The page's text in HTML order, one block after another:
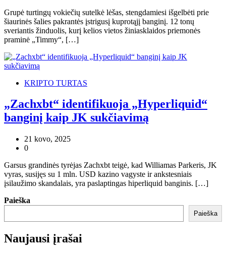
Grupė turtingų vokiečių sutelkė lėšas, stengdamiesi išgelbėti prie
šiaurinės šalies pakrantės įstrigusį kuprotąjį banginį. 12 tonų
sveriantis žinduolis, kurį kelios vietos žiniasklaidos priemonės
praminė „Timmy“, […]
KRIPTO TURTAS
„Zachxbt“ identifikuoja „Hyperliquid“
banginį kaip JK sukčiavimą
21 kovo, 2025
0
Garsus grandinės tyrėjas Zachxbt teigė, kad Williamas Parkeris, JK
vyras, susijęs su 1 mln. USD kazino vagyste ir ankstesniais
įsilaužimo skandalais, yra paslaptingas hiperliquid banginis. […]
Paieška
Paieška
Naujausi įrašai